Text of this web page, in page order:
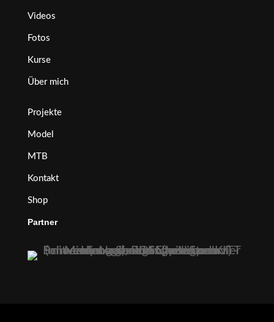
Videos
Fotos
Kurse
Über mich
Projekte
Model
MTB
Kontakt
Shop
Partner